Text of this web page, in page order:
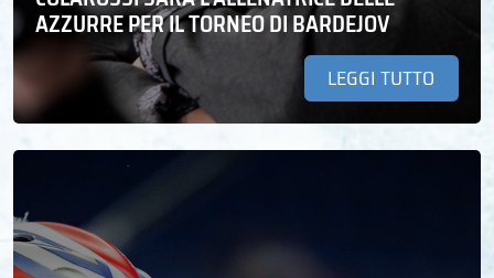
AZZURRE PER IL TORNEO DI BARDEJOV
LEGGI TUTTO